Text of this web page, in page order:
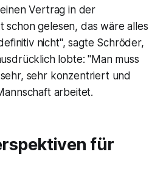
Vertrag in der
schon gelesen, das wäre alles
nicht", sagte Schröder,
lobte: "Man muss
sehr konzentriert und
arbeitet.
für